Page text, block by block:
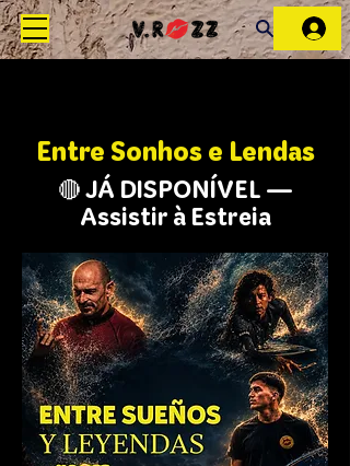
Entre Sonhos e Lendas
🔴 JÁ DISPONÍVEL —
Assistir à Estreia